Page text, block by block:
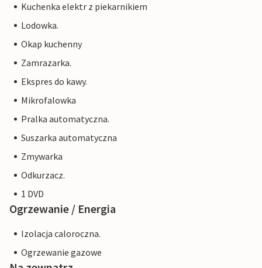
Kuchenka elektr z piekarnikiem
Lodowka.
Okap kuchenny
Zamrazarka.
Ekspres do kawy.
Mikrofalowka
Pralka automatyczna.
Suszarka automatyczna
Zmywarka
Odkurzacz.
1 DVD
Ogrzewanie / Energia
Izolacja caloroczna.
Ogrzewanie gazowe